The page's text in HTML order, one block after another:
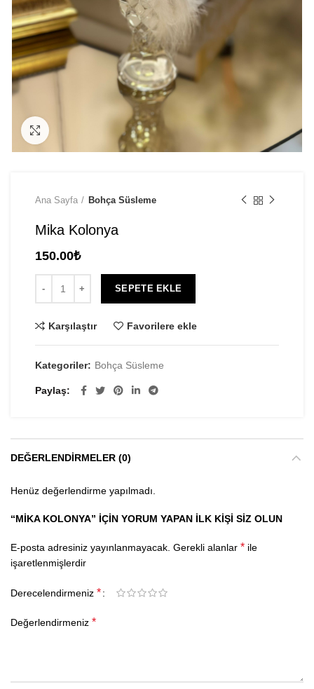
Ana Sayfa Bohça Süsleme
Mika Kolonya
150.00₺
SEPETE EKLE
Karşılaştır Favorilere ekle
Kategoriler: Bohça Süsleme
Paylaş
DEĞERLENDIRMELER (0)
Henüz değerlendirme yapılmadı.
“MIKA KOLONYA” IÇIN YORUM YAPAN ILK KIŞI SIZ OLUN
E-posta adresiniz yayınlanmayacak. Gerekli alanlar * ile
işaretlenmişlerdir
Derecelendirmeniz *
Değerlendirmeniz *